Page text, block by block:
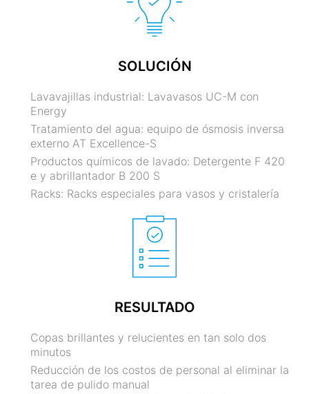
SOLUCIÓN
Lavavajillas industrial: Lavavasos UC-M con
Energy
Tratamiento del agua: equipo de ósmosis inversa
externo AT Excellence-S
Productos químicos de lavado: Detergente F 420
e y abrillantador B 200 S
Racks: Racks especiales para vasos y cristalería
RESULTADO
Copas brillantes y relucientes en tan solo dos
minutos
Reducción de los costos de personal al eliminar la
tarea de pulido manual